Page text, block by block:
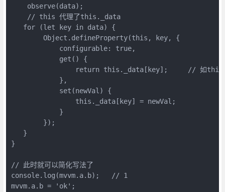
    observe(data);
    // this 代理了this._data
   for (let key in data) {
        Object.defineProperty(this, key, {
            configurable: true,
            get() {
return this._data[key];     // 如
            },
            set(newVal) {
                this._data[key] = newVal;
            }
        });
   }
}
// 此时就可以简化写法了
console.log(mvvm.a.b);   // 1
mvvm.a.b = 'ok';